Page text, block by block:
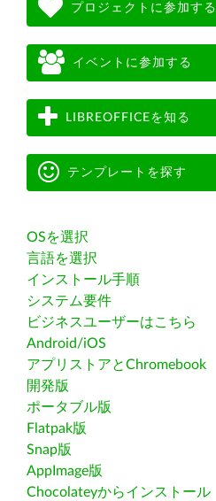
プロジェクトに参加する
イベントに参加する
LIBREOFFICEを知る
テンプレートを探す
OSを選択
言語を選択
インストール手順
システム要件
ビジネスユーザーはこちら
Android/iOS
アプリストアとChromebook
開発版
ポータブル版
Flatpak版
Snap版
AppImage版
Chocolateyからインストール